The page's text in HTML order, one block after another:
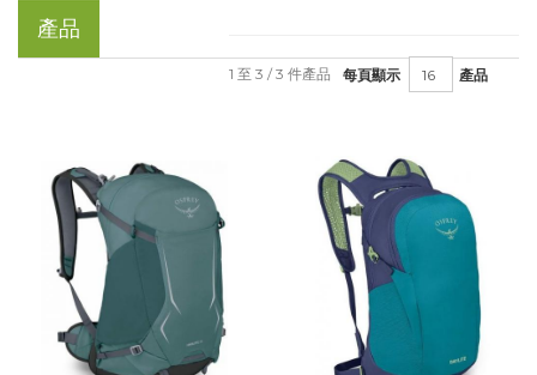
產品
每頁顯示 產品
1 至 3 / 3 件產品